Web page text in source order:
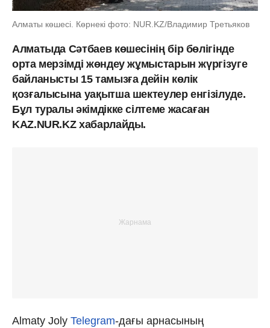
Алматы көшесі. Көрнекі фото: NUR.KZ/Владимир Третьяков
Алматыда Сәтбаев көшесінің бір бөлігінде
орта мерзімді жөндеу жұмыстарын жүргізуге
байланысты 15 тамызға дейін көлік
қозғалысына уақытша шектеулер енгізілуде.
Бұл туралы әкімдікке сілтеме жасаған
KAZ.NUR.KZ хабарлайды.
Almaty Joly Telegram-дағы арнасының